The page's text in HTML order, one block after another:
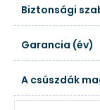
Biztonsági
Garancia (év)
A csúszdák